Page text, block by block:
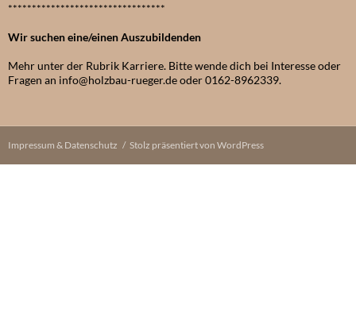
*********************************
Wir suchen eine/einen Auszubildenden
Mehr unter der Rubrik Karriere. Bitte wende dich bei Interesse oder
Fragen an info@holzbau-rueger.de oder 0162-8962339.
Impressum & Datenschutz Stolz präsentiert von WordPress